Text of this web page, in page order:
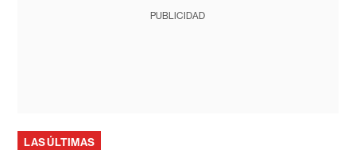
PUBLICIDAD
LAS ÚLTIMAS